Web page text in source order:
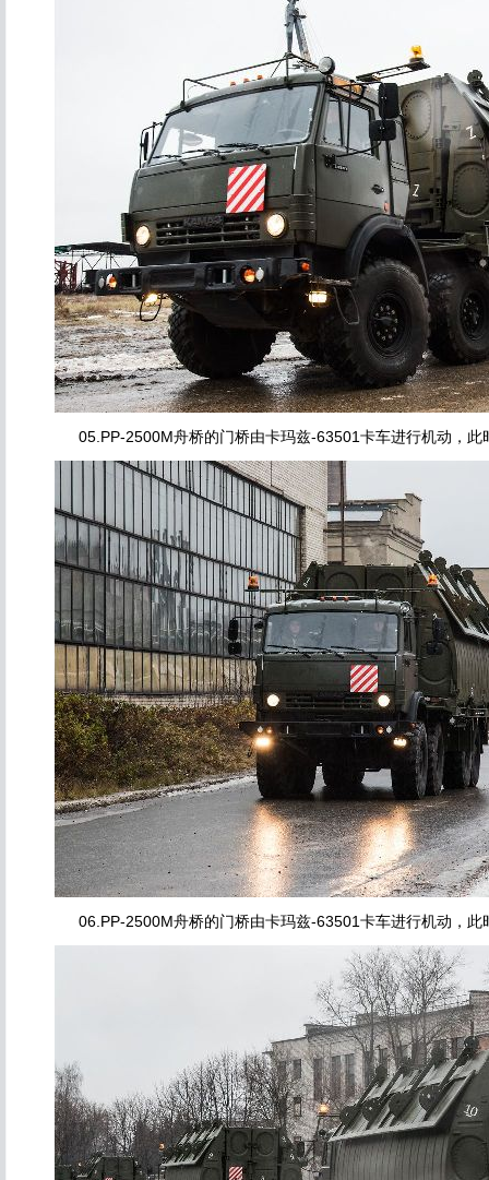
05.PP-2500M舟桥的门桥由卡玛兹-63501卡车进行机动，此
06.PP-2500M舟桥的门桥由卡玛兹-63501卡车进行机动，此